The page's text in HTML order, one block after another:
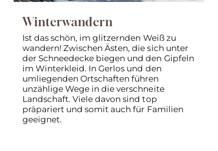
Winterwandern
Ist das schön, im glitzernden Weiß zu
wandern! Zwischen Ästen, die sich unter
der Schneedecke biegen und den Gipfeln
im Winterkleid. In Gerlos und den
umliegenden Ortschaften führen
unzählige Wege in die verschneite
Landschaft. Viele davon sind top
präpariert und somit auch für Familien
geeignet.